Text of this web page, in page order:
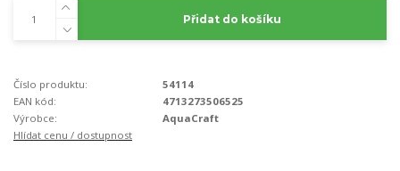
Přidat do košíku
Číslo produktu:
54114
EAN kód:
4713273506525
Výrobce:
AquaCraft
Hlídat cenu / dostupnost